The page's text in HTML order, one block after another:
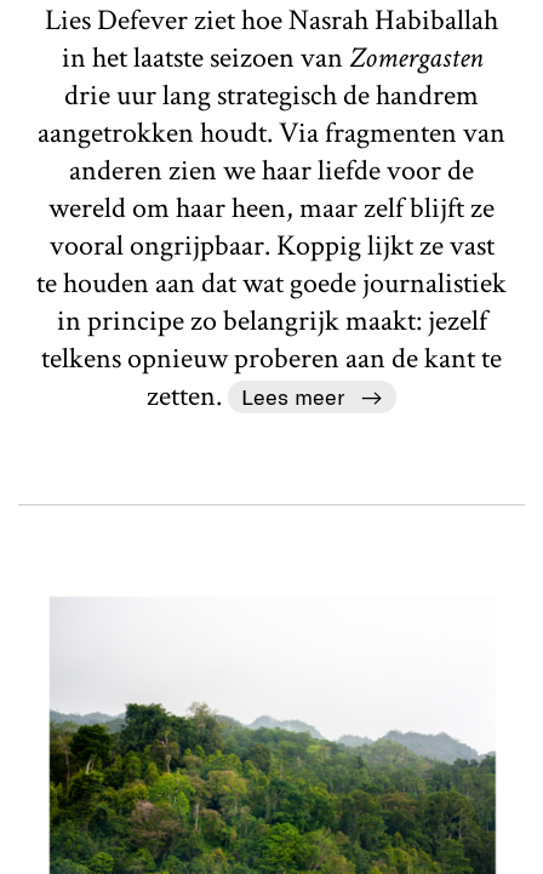
Lies Defever ziet hoe Nasrah Habiballah
in het laatste seizoen vanZomergasten
drie uur lang strategisch de handrem
aangetrokken houdt. Via fragmenten van
anderen zien we haar liefde voor de
wereld om haar heen, maar zelf blijft ze
vooral ongrijpbaar. Koppig lijkt ze vast
te houden aan dat wat goede journalistiek
in principe zo belangrijk maakt: jezelf
telkens opnieuw proberen aan de kant te
zetten.
Lees meer